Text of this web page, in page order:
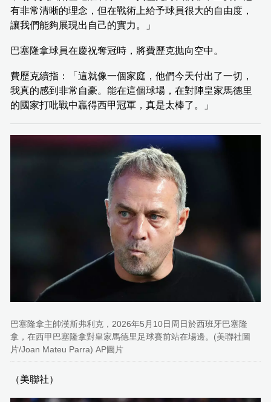
有非常清晰的理念，但在戰術上給予球員很大的自由度，
讓我們能夠展現出自己的實力。」
巴塞隆拿球員在慶祝奪冠時，將費歷克拋向空中。
費歷克續指：「這就像一個家庭，他們今天付出了一切，
我真的感到非常自豪。能在這個球場，在對陣皇家馬德里
的國家打吡戰中贏得西甲冠軍，真是太棒了。」
巴塞隆拿主帥漢斯弗利克，2026年5月10日周日於西班牙巴塞隆
拿，在西甲巴塞隆拿對皇家馬德里足球賽前站在場邊。(美聯社圖
片/Joan Mateu Parra) AP圖片
（美聯社）